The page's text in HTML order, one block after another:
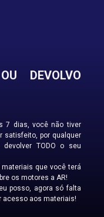
DEVOLVO
7 dias, você não tiver
satisfeito, por qualquer
TODO o seu
que você terá
os motores a AR!
posso, agora só falta
acesso aos materiais!